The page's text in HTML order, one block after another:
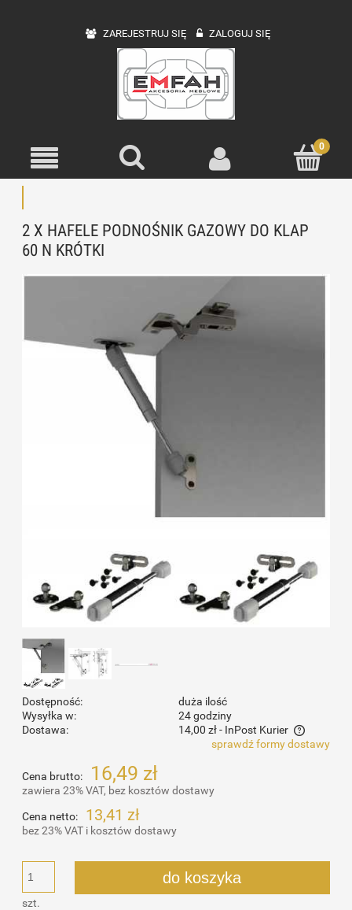
ZAREJESTRUJ SIĘ ZALOGUJ SIĘ
2 X HAFELE PODNOŚNIK GAZOWY DO KLAP
60 N KRÓTKI
Dostępność:
duża ilość
Wysyłka w:
24 godziny
Dostawa:
14,00 zł- InPost Kurier
Cena nie zawiera ewentualnych kosztów płatnościsprawdź formy dostawy
Cena brutto: 16,49 zł
zawiera 23% VAT, bez kosztów dostawy
Cena netto: 13,41 zł
bez 23% VAT i kosztów dostawy
szt.
do koszyka